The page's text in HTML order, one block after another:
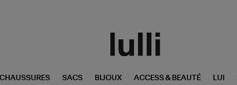
CHAUSSURES SACS BIJOUX ACCESS & BEAUTÉ LUI